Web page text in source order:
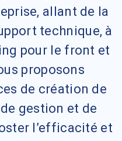
allant de la
technique, à
pour le front et
proposons
de création de
gestion et de
l’efficacité et